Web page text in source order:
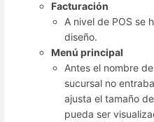
Facturación
A nivel de POS se
diseño.
Menú principal
Antes el nombre
sucursal no
ajusta el tamaño
pueda ser